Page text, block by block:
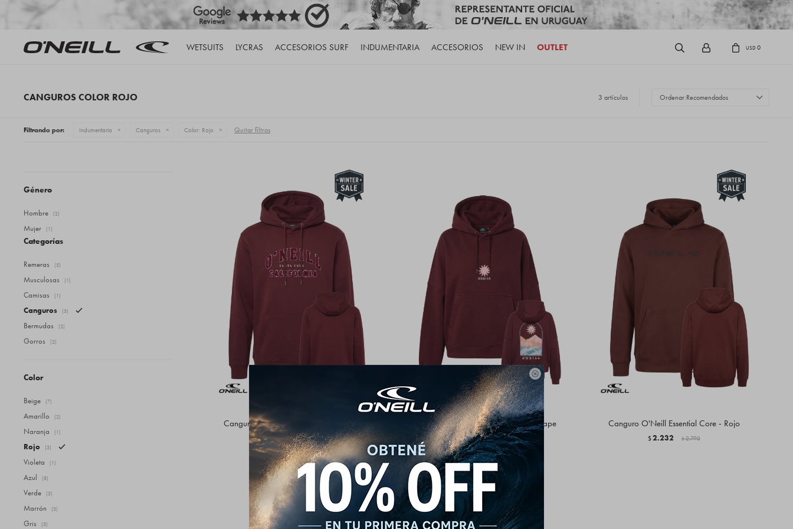

WETSUITS LYCRAS ACCESORIOS SURF INDUMENTARIA ACCESORIOS NEW IN OUTLET USD0
CANGUROS COLOR ROJO 3 artículos Recomendados
Filtrando por: Indumentaria Canguros Color: Rojo Quitar filtros
Canguro O'Neill Retro University - Rojo
$ 2.392 $ 2.990
Canguro O'Neill Woman Retro Landscape
Oversize - Bordó
$2.690
Canguro O'Neill Essential Core - Rojo
$2.232 $ 2.790
Categorías
Remeras (5)
Musculosas (1)
Camisas (1)
Canguros (3)
Bermudas (2)
Gorros (2)
Color
Beige (7)
Amarillo (2)
Naranja (1)
Rojo (3)
Violeta (1)
Azul (8)
Verde (3)
Marrón (3)
Gris (3)
Género
Hombre (2)
Mujer (1)